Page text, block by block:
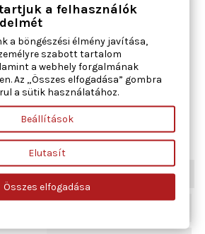
komfort funkcióval
a felhasználók
a böngészési élmény javítása,
szabott tartalom
a webhely forgalmának
Az „Összes elfogadása” gombra
a sütik használatához.
Beállítások
Elutasít
Összes elfogadása